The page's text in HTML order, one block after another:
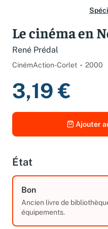
Le cinéma en
René Prédal
CinémAction-Corlet 2000
3,19 €
Ajouter
État
Bon
Ancien livre de
équipements.